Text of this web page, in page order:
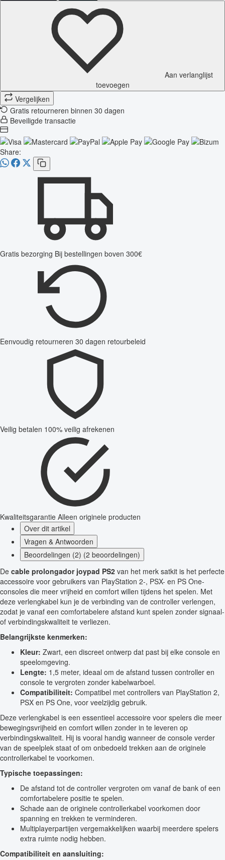
Aan verlanglijst
toevoegen
Vergelijken
Gratis retourneren binnen 30 dagen
Beveiligde transactie
Share:
Gratis bezorging Bij bestellingen boven 300€
Eenvoudig retourneren 30 dagen retourbeleid
Veilig betalen 100% veilig afrekenen
Kwaliteitsgarantie Alleen originele producten
Over dit artikel
Vragen & Antwoorden
Beoordelingen (2) (2 beoordelingen)
De cable prolongador joypad PS2 van het merk satkit is het perfecte
accessoire voor gebruikers van PlayStation 2-, PSX- en PS One-
consoles die meer vrijheid en comfort willen tijdens het spelen. Met
deze verlengkabel kun je de verbinding van de controller verlengen,
zodat je vanaf een comfortabelere afstand kunt spelen zonder signaal-
of verbindingskwaliteit te verliezen.
Belangrijkste kenmerken:
Kleur: Zwart, een discreet ontwerp dat past bij elke console en
speelomgeving.
Lengte: 1,5 meter, ideaal om de afstand tussen controller en
console te vergroten zonder kabelwarboel.
Compatibiliteit: Compatibel met controllers van PlayStation 2,
PSX en PS One, voor veelzijdig gebruik.
Deze verlengkabel is een essentieel accessoire voor spelers die meer
bewegingsvrijheid en comfort willen zonder in te leveren op
verbindingskwaliteit. Hij is vooral handig wanneer de console verder
van de speelplek staat of om onbedoeld trekken aan de originele
controllerkabel te voorkomen.
Typische toepassingen:
De afstand tot de controller vergroten om vanaf de bank of een
comfortabelere positie te spelen.
Schade aan de originele controllerkabel voorkomen door
spanning en trekken te verminderen.
Multiplayerpartijen vergemakkelijken waarbij meerdere spelers
extra ruimte nodig hebben.
Compatibiliteit en aansluiting: